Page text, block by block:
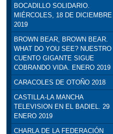
BOCADILLO SOLIDARIO.
MIÉRCOLES, 18 DE DICIEMBRE
2019
BROWN BEAR, BROWN BEAR.
WHAT DO YOU SEE? NUESTRO
CUENTO GIGANTE SIGUE
COBRANDO VIDA. ENERO 2019
CARACOLES DE OTOÑO 2018
CASTILLA-LA MANCHA
TELEVISION EN EL BADIEL. 29
ENERO 2019
CHARLA DE LA FEDERACIÓN